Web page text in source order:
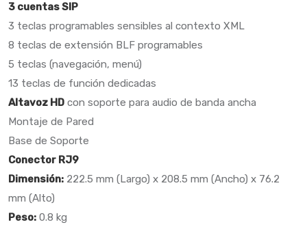
3 cuentas SIP
3 teclas programables sensibles al contexto XML
8 teclas de extensión BLF programables
5 teclas (navegación, menú)
13 teclas de función dedicadas
Altavoz HD con soporte para audio de banda ancha
Montaje de Pared
Base de Soporte
Conector RJ9
Dimensión: 222.5 mm (Largo) x 208.5 mm (Ancho) x 76.2
mm (Alto)
Peso: 0.8 kg